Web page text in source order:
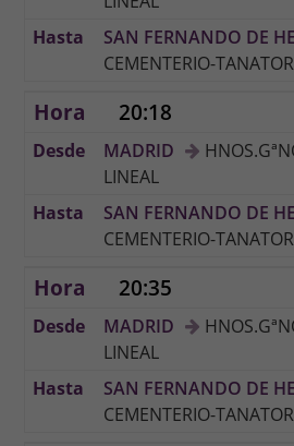
SAN FERNANDO DE
CEMENTERIO-
20:18
MADRID
LINEAL
SAN FERNANDO DE
CEMENTERIO-
20:35
MADRID
LINEAL
SAN FERNANDO DE
CEMENTERIO-